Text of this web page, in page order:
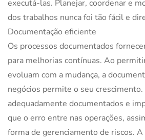
executá-las. Planejar, coordenar e
dos trabalhos nunca foi tão fácil e
Documentação eficiente
Os processos documentados
para melhorias contínuas. Ao
evoluam com a mudança, a
negócios permite o seu crescimento.
adequadamente documentados e
que o erro entre nas operações,
forma de gerenciamento de riscos.